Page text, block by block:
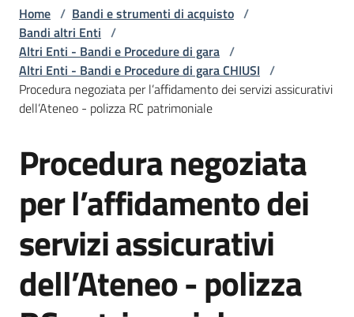
telematici
L'Agenzia
Bandi
e
di
acquisto
Supporto
Home / Bandi e strumenti di acquisto /
Bandi altri Enti /
Altri Enti - Bandi e Procedure di gara /
Altri Enti - Bandi e Procedure di gara CHIUSI /
Procedura negoziata per l’affidamento dei servizi assicurativi
dell’Ateneo - polizza RC patrimoniale
Salta al contenuto
Procedura negoziata
per l’affidamento dei
servizi assicurativi
dell’Ateneo - polizza